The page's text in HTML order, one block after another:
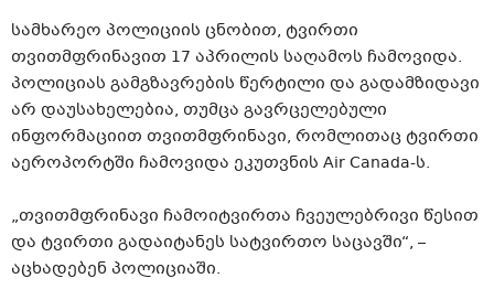
სამხარეო პოლიციის ცნობით, ტვირთი
თვითმფრინავით 17 აპრილის საღამოს ჩამოვიდა.
პოლიციას გამგზავრების წერტილი და გადამზიდავი
არ დაუსახელებია, თუმცა გავრცელებული
ინფორმაციით თვითმფრინავი, რომლითაც ტვირთი
აეროპორტში ჩამოვიდა ეკუთვნის Air Canada-ს.
„თვითმფრინავი ჩამოიტვირთა ჩვეულებრივი წესით
და ტვირთი გადაიტანეს სატვირთო საცავში“, –
აცხადებენ პოლიციაში.